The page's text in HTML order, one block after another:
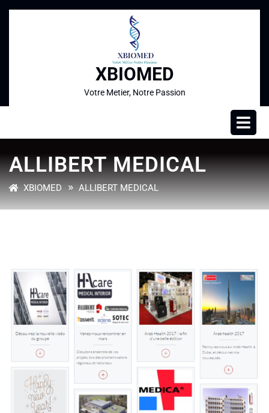
XBIOMED
Votre Metier, Notre Passion
ALLIBERT MEDICAL
XBIOMED» ALLIBERT MEDICAL